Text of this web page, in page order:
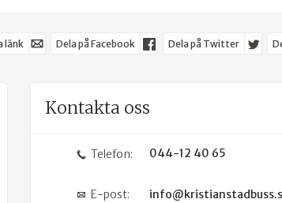
länk Dela på Facebook Dela på Twitter
Kontakta oss
Telefon: 044-12 40 65
E-post: